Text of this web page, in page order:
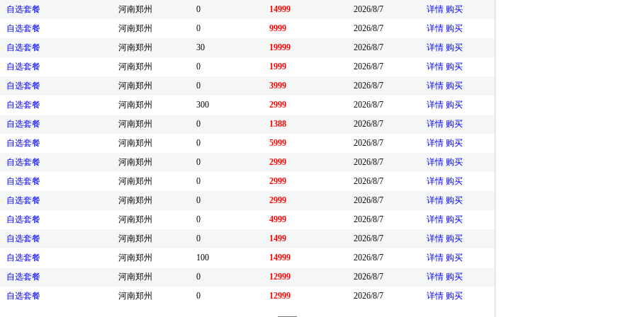
自选套餐 河南郑州 0 14999 2026/8/7 详情 购买
自选套餐
河南郑州 0 9999 2026/8/7 详情 购买
自选套餐
河南郑州 30 19999 2026/8/7 详情 购买
自选套餐
河南郑州 0 1999 2026/8/7 详情 购买
自选套餐
河南郑州 0 3999 2026/8/7 详情 购买
自选套餐
河南郑州 300 2999 2026/8/7 详情 购买
自选套餐
河南郑州 0 1388 2026/8/7 详情 购买
自选套餐
河南郑州 0 5999 2026/8/7 详情 购买
自选套餐
河南郑州 0 2999 2026/8/7 详情 购买
自选套餐
河南郑州 0 2999 2026/8/7 详情 购买
自选套餐
河南郑州 0 2999 2026/8/7 详情 购买
自选套餐
河南郑州 0 4999 2026/8/7 详情 购买
自选套餐
河南郑州 0 1499 2026/8/7 详情 购买
自选套餐
河南郑州 100 14999 2026/8/7 详情 购买
自选套餐
河南郑州 0 12999 2026/8/7 详情 购买
自选套餐
河南郑州 0 12999 2026/8/7 详情 购买